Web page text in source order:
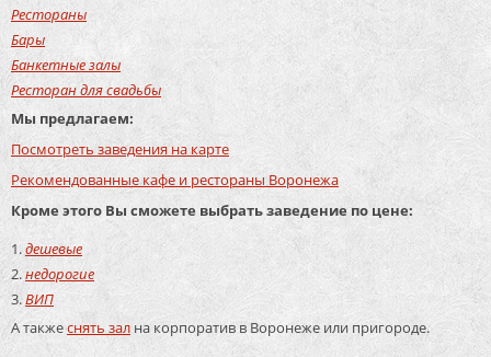
Рестораны
Бары
Банкетные залы
Ресторан для свадьбы
Мы предлагаем:
Посмотреть заведения на карте
Рекомендованные кафе и рестораны Воронежа
Кроме этого Вы сможете выбрать заведение по цене:
дешевые
недорогие
ВИП
А такжеснять зал на корпоратив в Воронеже или пригороде.